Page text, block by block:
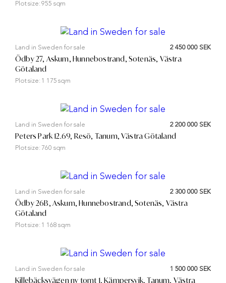
Plot size:955 sqm
Land in Sweden for sale 2 450 000 SEK
Ödby 27, Askum, Hunnebostrand, Sotenäs, Västra
Götaland
Plot size: 1 175 sqm
Land in Sweden for sale 2 200 000 SEK
Peters Park 12.69, Resö, Tanum, Västra Götaland
Plot size: 760 sqm
Land in Sweden for sale 2 300 000 SEK
Ödby 26B, Askum, Hunnebostrand, Sotenäs, Västra
Götaland
Plot size: 1 168 sqm
Land in Sweden for sale 1 500 000 SEK
Killebäcksvägen ny tomt 1, Kämpersvik, Tanum, Västra